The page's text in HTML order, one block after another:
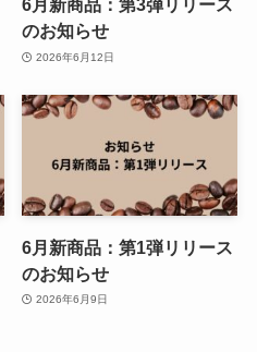
6月新商品：第3弾リリース
のお知らせ
2026年6月12日
6月新商品：第1弾リリース
のお知らせ
2026年6月9日